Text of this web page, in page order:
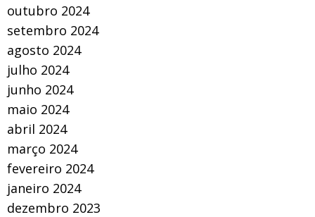
outubro 2024
setembro 2024
agosto 2024
julho 2024
junho 2024
maio 2024
abril 2024
março 2024
fevereiro 2024
janeiro 2024
dezembro 2023